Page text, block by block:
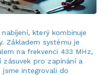
který kombinuje
Základem systému je
na frekvenci 433 MHz,
pro zapínání a
jsme integrovali do